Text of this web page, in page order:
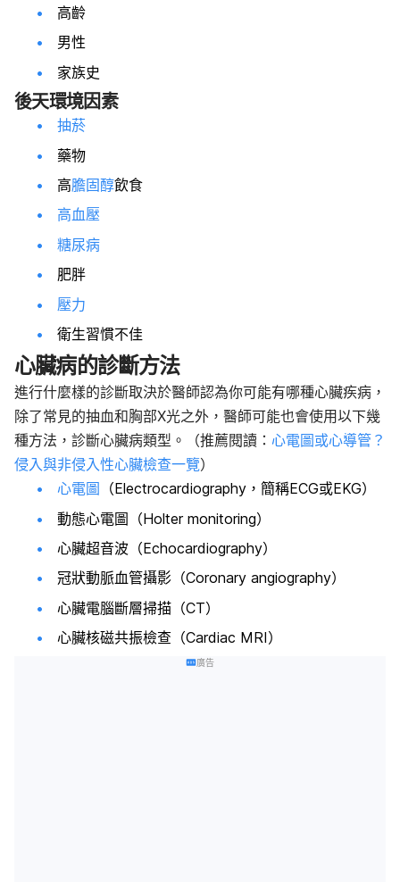
高齡
男性
家族史
後天環境因素
抽菸
藥物
高膽固醇飲食
高血壓
糖尿病
肥胖
壓力
衛生習慣不佳
心臟病的診斷方法
進行什麼樣的診斷取決於醫師認為你可能有哪種心臟疾病，
除了常見的抽血和胸部X光之外，醫師可能也會使用以下幾
種方法，診斷心臟病類型。（推薦閱讀： 心電圖或心導管？
侵入與非侵入性心臟檢查一覽）
心電圖 （Electrocardiography，簡稱ECG或EKG）
動態心電圖（Holter monitoring）
心臟超音波（Echocardiography）
冠狀動脈血管攝影（Coronary angiography）
心臟電腦斷層掃描（CT）
心臟核磁共振檢查（Cardiac MRI）
廣告